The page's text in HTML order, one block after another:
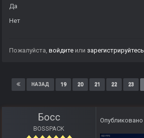
Да
Нет
Пожалуйста, войдите или зарегистрируйтесь
НАЗАД 19 20 21 22 23
Босс
BOSSPACK
Опубликовано